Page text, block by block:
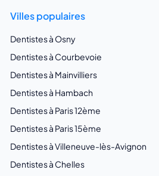
Villes populaires
Dentistes à Osny
Dentistes à Courbevoie
Dentistes à Mainvilliers
Dentistes à Hambach
Dentistes à Paris 12ème
Dentistes à Paris 15ème
Dentistes à Villeneuve-lès-Avignon
Dentistes à Chelles